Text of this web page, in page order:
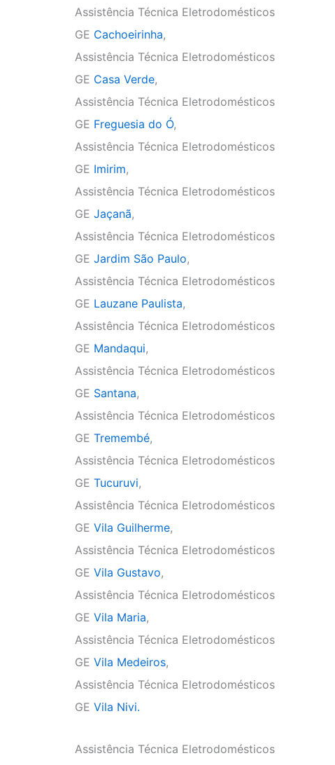
Assistência Técnica Eletrodomésticos
GE Cachoeirinha,
Assistência Técnica Eletrodomésticos
GE Casa Verde,
Assistência Técnica Eletrodomésticos
GE Freguesia do Ó,
Assistência Técnica Eletrodomésticos
GE Imirim,
Assistência Técnica Eletrodomésticos
GE Jaçanã,
Assistência Técnica Eletrodomésticos
GE Jardim São Paulo,
Assistência Técnica Eletrodomésticos
GE Lauzane Paulista,
Assistência Técnica Eletrodomésticos
GE Mandaqui,
Assistência Técnica Eletrodomésticos
GE Santana,
Assistência Técnica Eletrodomésticos
GE Tremembé,
Assistência Técnica Eletrodomésticos
GE Tucuruvi,
Assistência Técnica Eletrodomésticos
GE Vila Guilherme,
Assistência Técnica Eletrodomésticos
GE Vila Gustavo,
Assistência Técnica Eletrodomésticos
GE Vila Maria,
Assistência Técnica Eletrodomésticos
GE Vila Medeiros,
Assistência Técnica Eletrodomésticos
GE Vila Nivi.
Assistência Técnica Eletrodomésticos